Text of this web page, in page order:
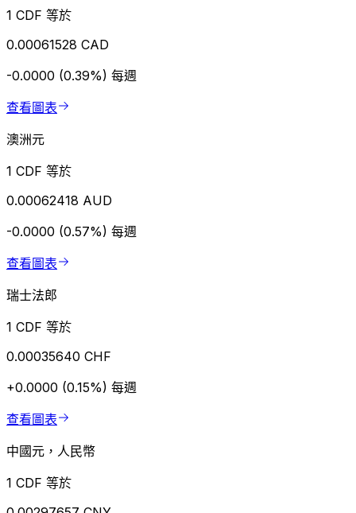
1 CDF 等於
0.00061528 CAD
-0.0000 (0.39%) 每週
查看圖表
澳洲元
1 CDF 等於
0.00062418 AUD
-0.0000 (0.57%) 每週
查看圖表
瑞士法郎
1 CDF 等於
0.00035640 CHF
+0.0000 (0.15%) 每週
查看圖表
中國元，人民幣
1 CDF 等於